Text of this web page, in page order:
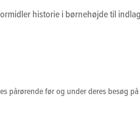
historie i børnehøjde til
pårørende før og under deres besøg